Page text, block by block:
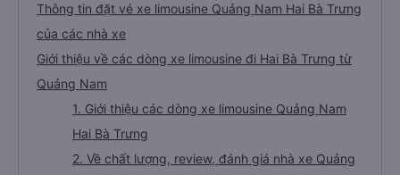
Thông tin đặt vé xe limousine Quảng Nam Hai Bà Trưng
của các nhà xe
Giới thiệu về các dòng xe limousine đi Hai Bà Trưng từ
Quảng Nam
1. Giới thiệu các dòng xe limousine Quảng Nam
Hai Bà Trưng
2. Về chất lượng, review, đánh giá nhà xe Quảng